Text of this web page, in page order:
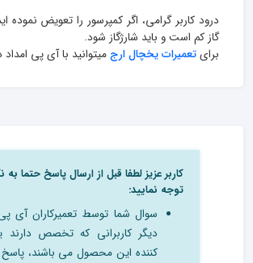
درود کاربر گرامی، اگر کمپرسور را تعویض نموده
برای تعمیرات یخچال ارج میتوانید با آی پی امداد
کاربر عزیز لطفا قبل از ارسال پاسخ حتما به
توجه نمایید:
سوال شما توسط تعمیرکاران آی
دیگر کاربرانی که تخصص
کننده این محصول می باشند،